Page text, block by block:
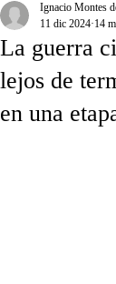
La guerra
lejos de
en una
Ignacio Montes
11 dic 2024 14